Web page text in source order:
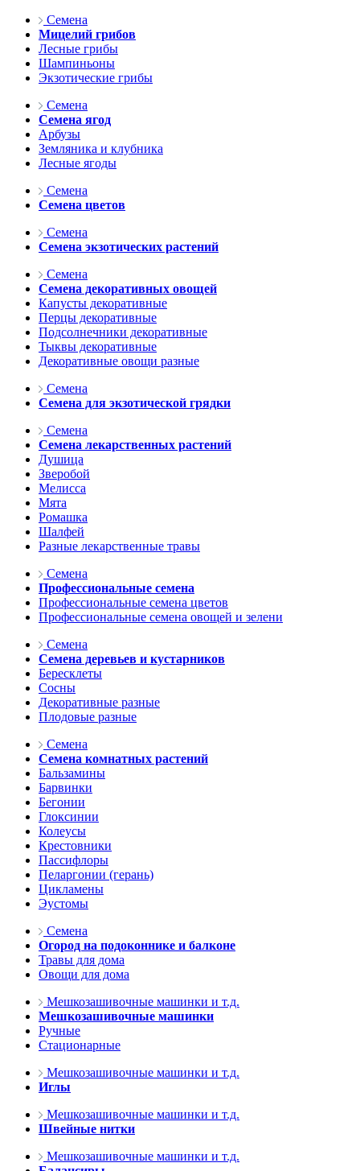
Семена
Мицелий грибов
Лесные грибы
Шампиньоны
Экзотические грибы
Семена
Семена ягод
Арбузы
Земляника и клубника
Лесные ягоды
Семена
Семена цветов
Семена
Семена экзотических растений
Семена
Семена декоративных овощей
Капусты декоративные
Перцы декоративные
Подсолнечники декоративные
Тыквы декоративные
Декоративные овощи разные
Семена
Семена для экзотической грядки
Семена
Семена лекарственных растений
Душица
Зверобой
Мелисса
Мята
Ромашка
Шалфей
Разные лекарственные травы
Семена
Профессиональные семена
Профессиональные семена цветов
Профессиональные семена овощей и зелени
Семена
Семена деревьев и кустарников
Бересклеты
Сосны
Декоративные разные
Плодовые разные
Семена
Семена комнатных растений
Бальзамины
Барвинки
Бегонии
Глоксинии
Колеусы
Крестовники
Пассифлоры
Пеларгонии (герань)
Цикламены
Эустомы
Семена
Огород на подоконнике и балконе
Травы для дома
Овощи для дома
Мешкозашивочные машинки и т.д.
Мешкозашивочные машинки
Ручные
Стационарные
Мешкозашивочные машинки и т.д.
Иглы
Мешкозашивочные машинки и т.д.
Швейные нитки
Мешкозашивочные машинки и т.д.